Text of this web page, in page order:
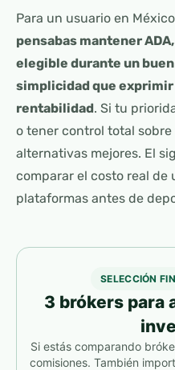
Para un usuario en
pensabas mantener
elegible durante un
simplicidad que exprimir
rentabilidad. Si tu
o tener control total
alternativas mejores. El
comparar el costo real de
plataformas antes de
SELECCIÓN
3 brókers para
Si estás comparando
comisiones. También